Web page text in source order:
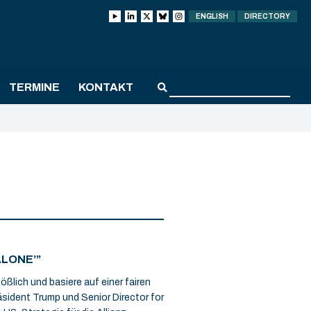
ENGLISH DIRECTORY
TERMINE KONTAKT
und basiere auf einer fairen
Trump und Senior Director for